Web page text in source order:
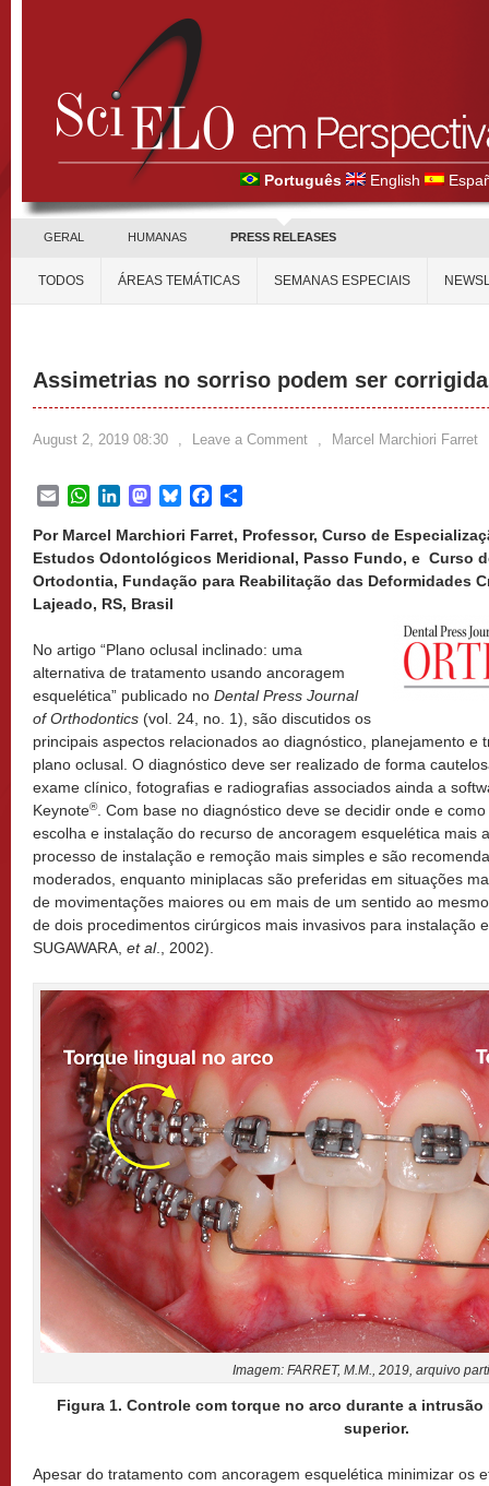
Português English
GERAL HUMANAS PRESS RELEASES
TODOS ÁREAS TEMÁTICAS SEMANAS ESPECIAIS
Assimetrias no sorriso podem ser
August 2, 2019 08:30 , Leave a Comment , Marcel Marchiori Farret
EmailWhatsApp
LinkedInMastodon
BlueskyFacebook
Por Marcel Marchiori Farret, Professor, Curso de
Estudos Odontológicos Meridional, Passo Fundo, e Curso
Ortodontia, Fundação para Reabilitação das Deformidades
Lajeado, RS, Brasil
No artigo “Plano oclusal inclinado: uma
alternativa de tratamento usando ancoragem
esquelética” publicado no Dental Press Journal
of Orthodontics (vol. 24, no. 1), são discutidos os
principais aspectos relacionados ao diagnóstico, planejamento e
plano oclusal. O diagnóstico deve ser realizado de forma
exame clínico, fotografias e radiografias associados ainda a
Keynote®. Com base no diagnóstico deve se decidir onde e
escolha e instalação do recurso de ancoragem esquelética mais
processo de instalação e remoção mais simples e são
moderados, enquanto miniplacas são preferidas em situações
de movimentações maiores ou em mais de um sentido ao
de dois procedimentos cirúrgicos mais invasivos para instalação
SUGAWARA, et al., 2002).
Imagem: FARRET, M.M., 2019, arquivo
Figura 1. Controle com torque no arco durante a
superior.
Apesar do tratamento com ancoragem esquelética minimizar os